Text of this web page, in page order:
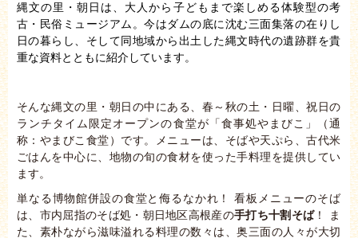
縄文の里・朝日は、大人から子どもまで楽しめる体験型の考
古・民俗ミュージアム。今はダムの底に沈む三面集落の在りし
日の暮らし、そして同地域から出土した縄文時代の遺跡群を貴
重な資料とともに紹介しています。
そんな縄文の里・朝日の中にある、春～秋の土・日曜、祝日の
ランチタイム限定オープンの食堂が「食事処やまびこ」（通
称：やまびこ食堂）です。メニューは、そばや天ぷら、古代米
ごはんを中心に、地物の旬の食材を使った手料理を提供してい
ます。
単なる博物館併設の食堂と侮るなかれ！ 看板メニューのそば
は、市内屈指のそば処・朝日地区高根産の手打ち十割そば！ ま
た、素朴ながら滋味溢れる料理の数々は、奥三面の人々が大切